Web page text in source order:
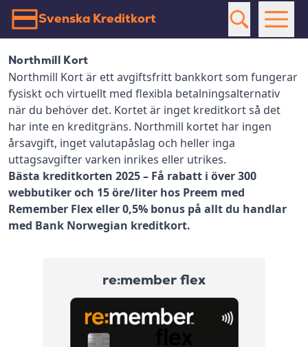
Svenska Kreditkort
Northmill Kort
Northmill Kort är ett avgiftsfritt bankkort som fungerar
fysiskt och virtuellt med flexibla betalningsalternativ
när du behöver det. Kortet är inget kreditkort så det
har inte en kreditgräns. Northmill kortet har ingen
årsavgift, inget valutapåslag och heller inga
uttagsavgifter varken inrikes eller utrikes.
Bästa kreditkorten 2025 – Få rabatt i över 300
webbutiker och 15 öre/liter hos Preem med
Remember Flex eller 0,5% bonus på allt du handlar
med Bank Norwegian kreditkort.
re:member flex